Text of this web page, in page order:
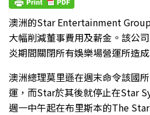
澳洲的Star Entertainment
大幅削減董事費用及薪金。該公
炎期間關閉所有娛樂場營運所造
澳洲總理莫里遜在週末命令該國
運，而Star於其後就停止在Star
週一中午起在布里斯本的The